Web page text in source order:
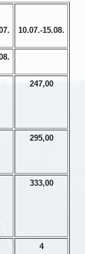
10.07.-15.08.
247,00
295,00
333,00
4